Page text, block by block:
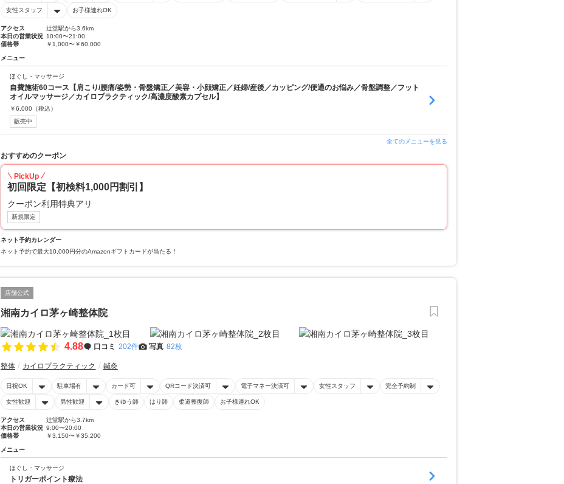
女性スタッフ お子様連れOK
アクセス
辻堂駅から3.6km
本日の営業状況 10:00〜21:00
価格帯
￥1,000〜￥60,000
メニュー
ほぐし・マッサージ
自費施術60コース【肩こり/腰痛/姿勢・骨盤矯正／美容・小顔矯正／妊婦/産後／カッピング/便通のお悩み／骨盤調整／フット
オイルマッサージ／カイロプラクティック/高濃度酸素カプセル】
￥6,000 （税込）
販売中
全てのメニューを見る
おすすめのクーポン
PickUp
初回限定【初検料1,000円割引】
クーポン利用特典アリ
新規限定
ネット予約カレンダー
ネット予約で最大10,000円分のAmazonギフトカードが当たる！
店舗公式
湘南カイロ茅ヶ崎整体院
4.88 口コミ 202件 写真 82枚
整体 カイロプラクティック 鍼灸
日祝OK 駐車場有 カード可 QRコード決済可 電子マネー決済可 女性スタッフ 完全予約制
女性歓迎 男性歓迎 きゆう師 はり師 柔道整復師 お子様連れOK
アクセス
辻堂駅から3.7km
本日の営業状況 9:00〜20:00
価格帯
￥3,150〜￥35,200
メニュー
ほぐし・マッサージ
トリガーポイント療法